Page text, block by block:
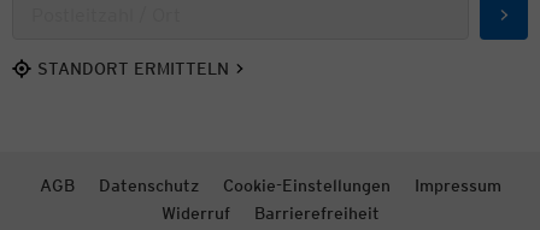
STANDORT ERMITTELN
AGB Datenschutz Cookie-Einstellungen
Impressum
Widerruf
Barrierefreiheit